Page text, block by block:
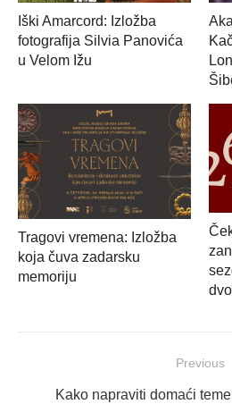
Iški Amarcord: Izložba
fotografija Silvia Panovića
u Velom Ižu
Tragovi vremena: Izložba
koja čuva zadarsku
memoriju
objava
Previous
Previous
Kako napraviti domaći